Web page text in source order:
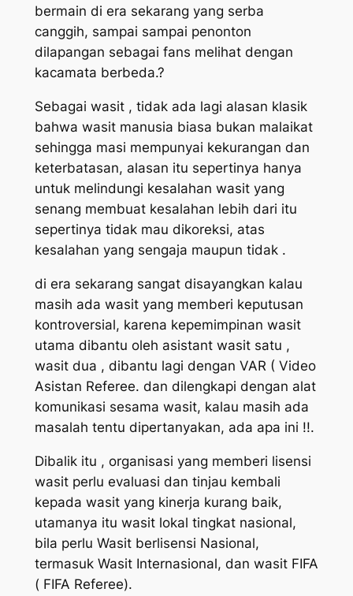
bermain di era sekarang yang serba
canggih, sampai sampai penonton
dilapangan sebagai fans melihat dengan
kacamata berbeda.?
Sebagai wasit , tidak ada lagi alasan klasik
bahwa wasit manusia biasa bukan malaikat
sehingga masi mempunyai kekurangan dan
keterbatasan, alasan itu sepertinya hanya
untuk melindungi kesalahan wasit yang
senang membuat kesalahan lebih dari itu
sepertinya tidak mau dikoreksi, atas
kesalahan yang sengaja maupun tidak .
di era sekarang sangat disayangkan kalau
masih ada wasit yang memberi keputusan
kontroversial, karena kepemimpinan wasit
utama dibantu oleh asistant wasit satu ,
wasit dua , dibantu lagi dengan VAR ( Video
Asistan Referee. dan dilengkapi dengan alat
komunikasi sesama wasit, kalau masih ada
masalah tentu dipertanyakan, ada apa ini !!.
Dibalik itu , organisasi yang memberi lisensi
wasit perlu evaluasi dan tinjau kembali
kepada wasit yang kinerja kurang baik,
utamanya itu wasit lokal tingkat nasional,
bila perlu Wasit berlisensi Nasional,
termasuk Wasit Internasional, dan wasit FIFA
( FIFA Referee).